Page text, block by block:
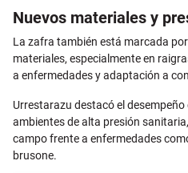
Nuevos materiales y
La zafra también está marcada
materiales, especialmente en
a enfermedades y adaptación a
Urrestarazu destacó el
ambientes de alta presión
campo frente a enfermedades
brusone.